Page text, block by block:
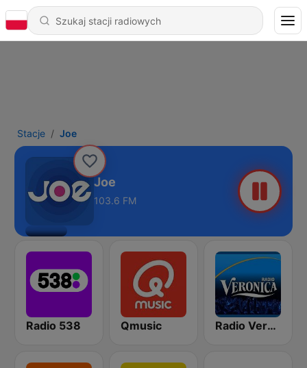
Stacje Joe
Joe
103.6 FM
Radio 538 Qmusic Radio Veronica